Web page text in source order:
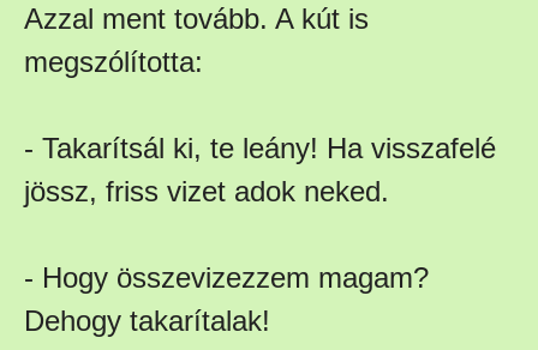
Azzal ment tovább. A kút is
megszólította:
- Takarítsál ki, te leány! Ha visszafelé
jössz, friss vizet adok neked.
- Hogy összevizezzem magam?
Dehogy takarítalak!